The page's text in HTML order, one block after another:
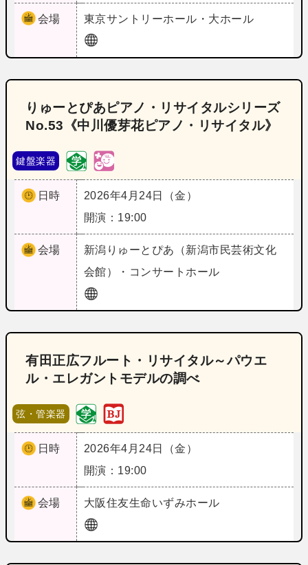
会場 東京サントリーホール・大ホール
りゅーとぴあピアノ・リサイタルシリーズ
No.53《中川優芽花ピアノ・リサイタル》
鍵盤楽器
日時
2026年4月24日（金）
開演：19:00
会場 新潟 りゅーとぴあ（新潟市民芸術文化
会館）・コンサートホール
有田正広フルート・リサイタル～パウエ
ル・エレガントモデルの調べ
弦・管楽器
日時
2026年4月24日（金）
開演：19:00
会場 大阪住友生命いずみホール